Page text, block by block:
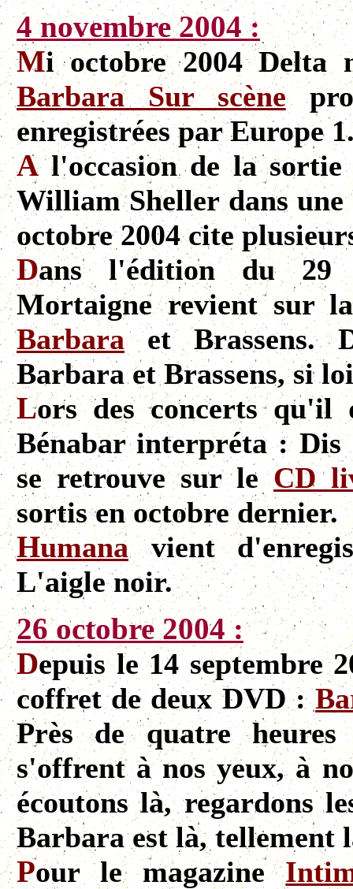
4 novembre 2004 :
Mi octobre 2004 Delta
Barbara Sur scène
enregistrées par Europe
Al'occasion de la sortie
William Sheller dans
octobre 2004 cite
Dans l'édition du 29
Mortaigne revient sur
Barbaraet Brassens.
Barbara et Brassens, si
Lors des concerts qu'il
Bénabar interpréta :
se retrouve sur leCD
sortis en octobre dernier.
Humanavient
L'aigle noir.
26 octobre 2004 :
Depuis le 14 septembre
coffret de deux DVD :
Près de quatre heures
s'offrent à nos yeux, à
écoutons là, regardons
Barbara est là, tellement
Pour le magazine